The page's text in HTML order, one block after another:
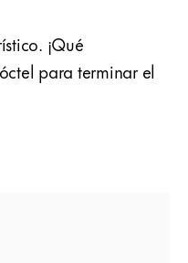
¡Qué
para terminar el